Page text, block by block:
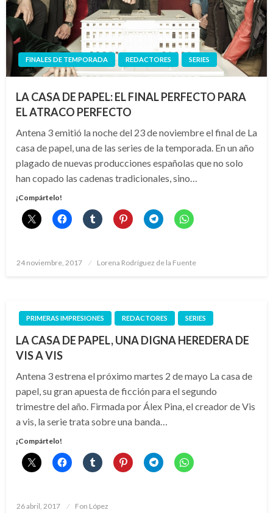
FINALES DE TEMPORADA REDACTORES SERIES
LA CASA DE PAPEL: EL FINAL PERFECTO PARA
EL ATRACO PERFECTO
Antena 3 emitió la noche del 23 de noviembre el final de La
casa de papel, una de las series de la temporada. En un año
plagado de nuevas producciones españolas que no solo
han copado las cadenas tradicionales, sino…
¡Compártelo!
Publicado
24 noviembre, 2017 Lorena Rodríguez de la Fuente
PRIMERAS IMPRESIONES REDACTORES SERIES
LA CASA DE PAPEL, UNA DIGNA HEREDERA DE
VIS A VIS
Antena 3 estrena el próximo martes 2 de mayo La casa de
papel, su gran apuesta de ficción para el segundo
trimestre del año. Firmada por Álex Pina, el creador de Vis
a vis, la serie trata sobre una banda…
¡Compártelo!
Publicado
26 abril, 2017 Fon López